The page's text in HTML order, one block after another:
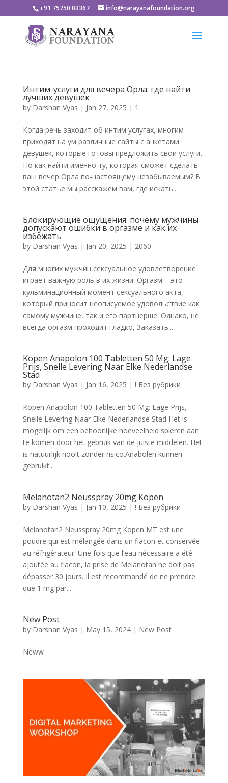
+91 75750 03367 info@narayanafoundation.org
Интим-услуги для вечера Орла: где найти
лучших девушек
by Darshan Vyas | Jan 27, 2025 | 1
Когда речь заходит об интим услугах, многим
приходят на ум различные сайты с анкетами
девушек, которые готовы предложить свои услуги.
Но как найти именно ту, которая сможет сделать
ваш вечер Орла по-настоящему незабываемым? В
этой статье мы расскажем вам, где искать...
Блокирующие ощущения: почему мужчины
допускают ошибки в оргазме и как их
избежать
by Darshan Vyas | Jan 20, 2025 | 2060
Для многих мужчин сексуальное удовлетворение
играет важную роль в их жизни. Оргазм – это
кульминационный момент сексуального акта,
который приносит неописуемое удовольствие как
самому мужчине, так и его партнерше. Однако, не
всегда оргазм проходит гладко, Заказать...
Kopen Anapolon 100 Tabletten 50 Mg: Lage
Prijs, Snelle Levering Naar Elke Nederlandse
Stad
by Darshan Vyas | Jan 16, 2025 | ! Без рубрики
Kopen Anapolon 100 Tabletten 50 Mg: Lage Prijs,
Snelle Levering Naar Elke Nederlandse Stad Het is
mogelijk om een behoorlijke hoeveelheid spieren aan
te komen door het gebruik van de juiste middelen. Het
is natuurlijk nooit zonder risico.Anabolen kunnen
gebruikt...
Melanotan2 Neusspray 20mg Kopen
by Darshan Vyas | Jan 10, 2025 | ! Без рубрики
Melanotan2 Neusspray 20mg Kopen MT est une
poudre qui est mélangée dans un flacon et conservée
au réfrigérateur. Une fois que l’eau nécessaire a été
ajoutée au flacon, la prise de Melanotan ne doit pas
dépasser 30 jours. Il est recommandé de ne prendre
que 1 mg par...
New Post
by Darshan Vyas | May 15, 2024| New Post
Neww